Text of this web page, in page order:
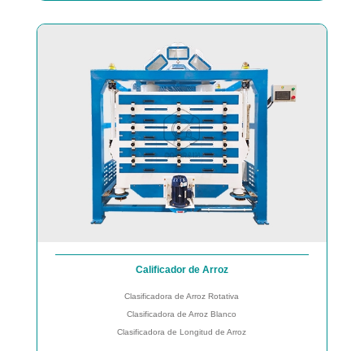
Calificador de Arroz
Clasificadora de Arroz Rotativa
Clasificadora de Arroz Blanco
Clasificadora de Longitud de Arroz